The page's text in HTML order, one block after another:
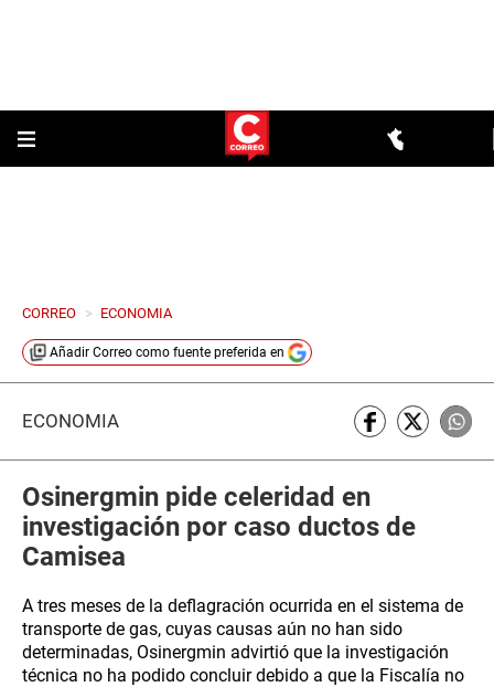
CORREO > ECONOMIA
Añadir Correo como fuente preferida en
ECONOMÍA
Osinergmin pide celeridad en
investigación por caso ductos de
Camisea
A tres meses de la deflagración ocurrida en el sistema de
transporte de gas, cuyas causas aún no han sido
determinadas, Osinergmin advirtió que la investigación
técnica no ha podido concluir debido a que la Fiscalía no